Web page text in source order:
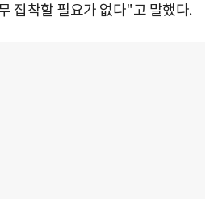
집착할 필요가 없다"고 말했다.